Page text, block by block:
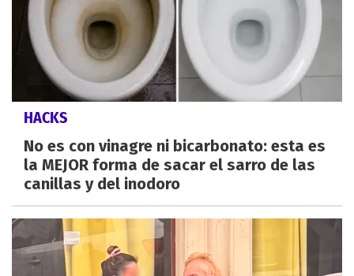
HACKS
No es con vinagre ni bicarbonato: esta es
la MEJOR forma de sacar el sarro de las
canillas y del inodoro